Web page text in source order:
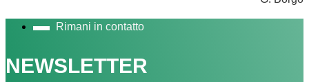
Rimani in contatto
NEWSLETTER